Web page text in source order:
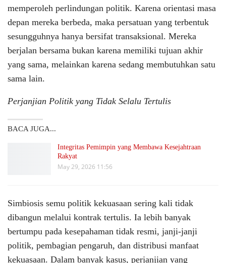
memperoleh perlindungan politik. Karena orientasi masa
depan mereka berbeda, maka persatuan yang terbentuk
sesungguhnya hanya bersifat transaksional. Mereka
berjalan bersama bukan karena memiliki tujuan akhir
yang sama, melainkan karena sedang membutuhkan satu
sama lain.
Perjanjian Politik yang Tidak Selalu Tertulis
BACA JUGA...
Integritas Pemimpin yang Membawa Kesejahtraan
Rakyat
May 29, 2026 11:56
Simbiosis semu politik kekuasaan sering kali tidak
dibangun melalui kontrak tertulis. Ia lebih banyak
bertumpu pada kesepahaman tidak resmi, janji-janji
politik, pembagian pengaruh, dan distribusi manfaat
kekuasaan. Dalam banyak kasus, perjanjian yang